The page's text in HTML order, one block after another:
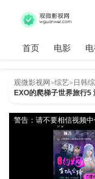
首页 电影
观微影视网>综艺>日韩
EXO的爬梯子世界旅行
警告：请不要相信视频中